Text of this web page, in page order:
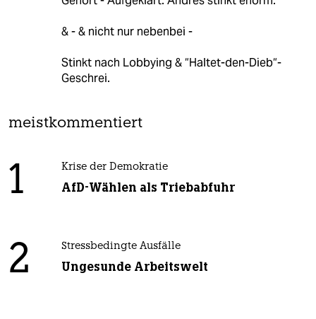
& - & nicht nur nebenbei -
Stinkt nach Lobbying & “Haltet-den-Dieb“-
Geschrei.
meistkommentiert
1 Krise der Demokratie
AfD-Wählen als Triebabfuhr
2 Stressbedingte Ausfälle
Ungesunde Arbeitswelt